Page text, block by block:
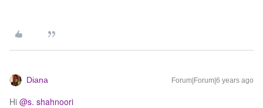
Diana Forum|Forum|6 years ago
Hi @s. shahnoori